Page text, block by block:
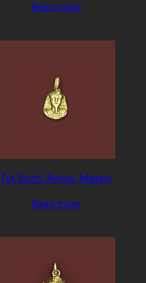
Read more
Tut Ench Amun Massiv
Read more